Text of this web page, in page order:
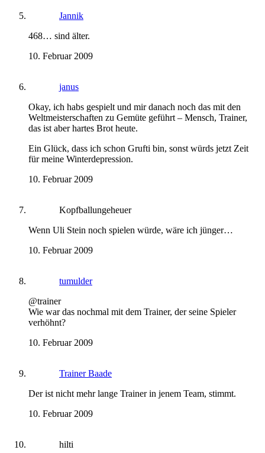
Jannik
468… sind älter.
10. Februar 2009
janus
Okay, ich habs gespielt und mir danach noch das mit den
Weltmeisterschaften zu Gemüte geführt – Mensch, Trainer,
das ist aber hartes Brot heute.
Ein Glück, dass ich schon Grufti bin, sonst würds jetzt Zeit
für meine Winterdepression.
10. Februar 2009
Kopfballungeheuer
Wenn Uli Stein noch spielen würde, wäre ich jünger…
10. Februar 2009
tumulder
@trainer
Wie war das nochmal mit dem Trainer, der seine Spieler
verhöhnt?
10. Februar 2009
Trainer Baade
Der ist nicht mehr lange Trainer in jenem Team, stimmt.
10. Februar 2009
hilti